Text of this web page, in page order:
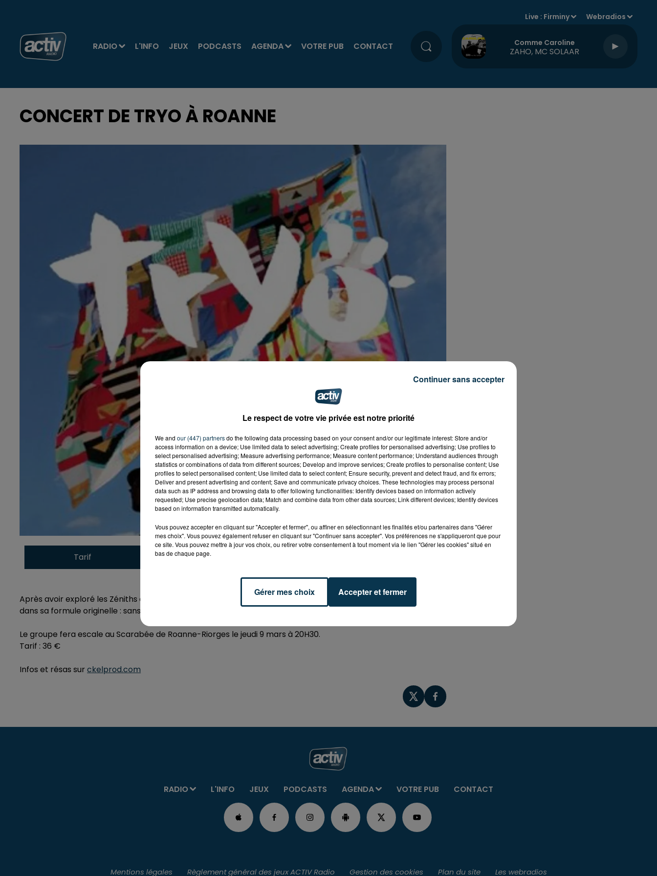
RADIO L'INFO JEUX PODCASTS AGENDA VOTRE PUB CONTACT
Live : Firminy Webradios
Comme Caroline
ZAHO, MC SOLAAR
CONCERT DE TRYO À ROANNE
Tarif Payant
Après avoir exploré les Zéniths et les grands espaces avec leur nouveau spectacle, TRYO décide de revenir
dans sa formule originelle : sans filet, 3 guitares, 3 voix et un percussionniste.
Le groupe fera escale au Scarabée de Roanne-Riorges le jeudi 9 mars à 20H30.
Tarif : 36 €
Infos et résas sur ckelprod.com
RADIO L'INFO JEUX PODCASTS AGENDA VOTRE PUB CONTACT
Mentions légales Règlement général des jeux ACTIV Radio Gestion des cookies Plan du site Les webradios
Le respect de votre vie privée est notre priorité
We and our (447) partnersdo the following data processing based on your consent and/or our legitimate interest: Store and/or
access information on a device; Use limited data to select advertising; Create profiles for personalised advertising; Use profiles to
select personalised advertising; Measure advertising performance; Measure content performance; Understand audiences through
statistics or combinations of data from different sources; Develop and improve services; Create profiles to personalise content; Use
profiles to select personalised content; Use limited data to select content; Ensure security, prevent and detect fraud, and fix errors;
Deliver and present advertising and content; Save and communicate privacy choices. These technologies may process personal
data such as IP address and browsing data to offer following functionalities: Identify devices based on information actively
requested; Use precise geolocation data; Match and combine data from other data sources; Link different devices; Identify devices
based on information transmitted automatically.
Vous pouvez accepter en cliquant sur "Accepter et fermer", ou affiner en sélectionnant les finalités et/ou partenaires dans "Gérer
mes choix". Vous pouvez également refuser en cliquant sur "Continuer sans accepter". Vos préférences ne s'appliqueront que pour
ce site. Vous pouvez mettre à jour vos choix, ou retirer votre consentement à tout moment via le lien "Gérer les cookies" situé en
bas de chaque page.
Gérer mes choix Accepter et fermer
Continuer sans accepter